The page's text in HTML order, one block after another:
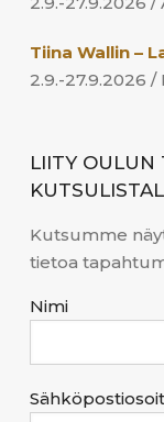
Tiina Wallin –
2.9.-27.9.2026
LIITY OULUN
Kutsumme
tietoa
Nimi